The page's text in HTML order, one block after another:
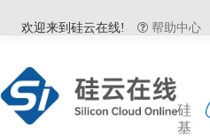
欢迎来到硅云在线! 帮助中心
硅
基